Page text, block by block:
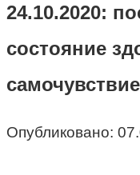
24.10.2020:
состояние
Опубликовано: